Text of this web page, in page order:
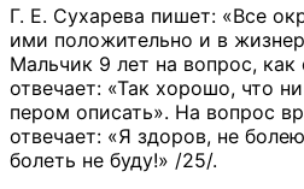
Г. Е. Сухарева пишет: «Все
ими положительно и в
Мальчик 9 лет на вопрос, как
отвечает: «Так хорошо, что
пером описать». На вопрос
отвечает: «Я здоров, не
болеть не буду!» /25/.